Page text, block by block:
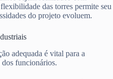
das torres permite seu
do projeto evoluem.
adequada é vital para a
dos funcionários.